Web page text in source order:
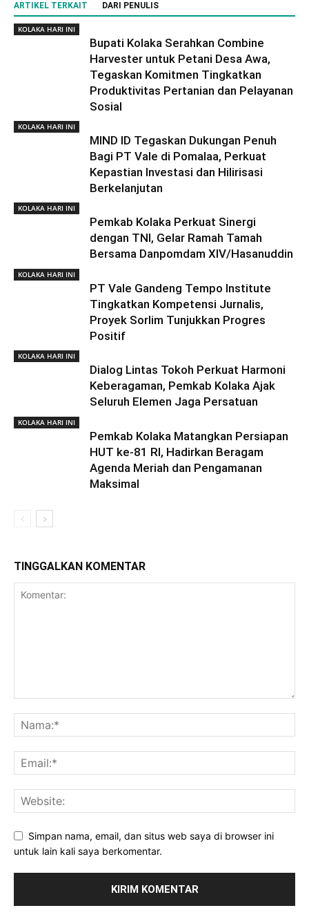
ARTIKEL TERKAIT DARI PENULIS
KOLAKA HARI INI
Bupati Kolaka Serahkan Combine
Harvester untuk Petani Desa Awa,
Tegaskan Komitmen Tingkatkan
Produktivitas Pertanian dan Pelayanan
Sosial
KOLAKA HARI INI
MIND ID Tegaskan Dukungan Penuh
Bagi PT Vale di Pomalaa, Perkuat
Kepastian Investasi dan Hilirisasi
Berkelanjutan
KOLAKA HARI INI
Pemkab Kolaka Perkuat Sinergi
dengan TNI, Gelar Ramah Tamah
Bersama Danpomdam XIV/Hasanuddin
KOLAKA HARI INI
PT Vale Gandeng Tempo Institute
Tingkatkan Kompetensi Jurnalis,
Proyek Sorlim Tunjukkan Progres
Positif
KOLAKA HARI INI
Dialog Lintas Tokoh Perkuat Harmoni
Keberagaman, Pemkab Kolaka Ajak
Seluruh Elemen Jaga Persatuan
KOLAKA HARI INI
Pemkab Kolaka Matangkan Persiapan
HUT ke-81 RI, Hadirkan Beragam
Agenda Meriah dan Pengamanan
Maksimal
TINGGALKAN KOMENTAR
Simpan nama, email, dan situs web saya di browser ini
untuk lain kali saya berkomentar.